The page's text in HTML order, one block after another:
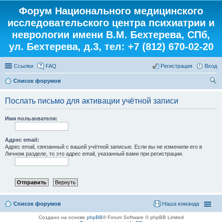
Форум Национального медицинского
исследовательского центра психиатрии и
неврологии имени В.М. Бехтерева, СПб,
ул. Бехтерева, д.3, тел: +7 (812) 670-02-20
Ссылки FAQ Вход
Регистрация
Список форумов
Послать письмо для активации учётной записи
Имя пользователя:
Адрес email:
Адрес email, связанный с вашей учётной записью. Если вы не изменили его в
Личном разделе, то это адрес email, указанный вами при регистрации.
Список форумов Наша команда
Создано на основе phpBB® Forum Software © phpBB Limited